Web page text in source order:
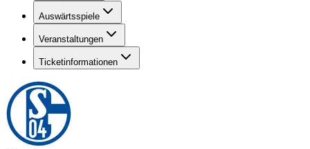
Auswärtsspiele
Veranstaltungen
Ticketinformationen